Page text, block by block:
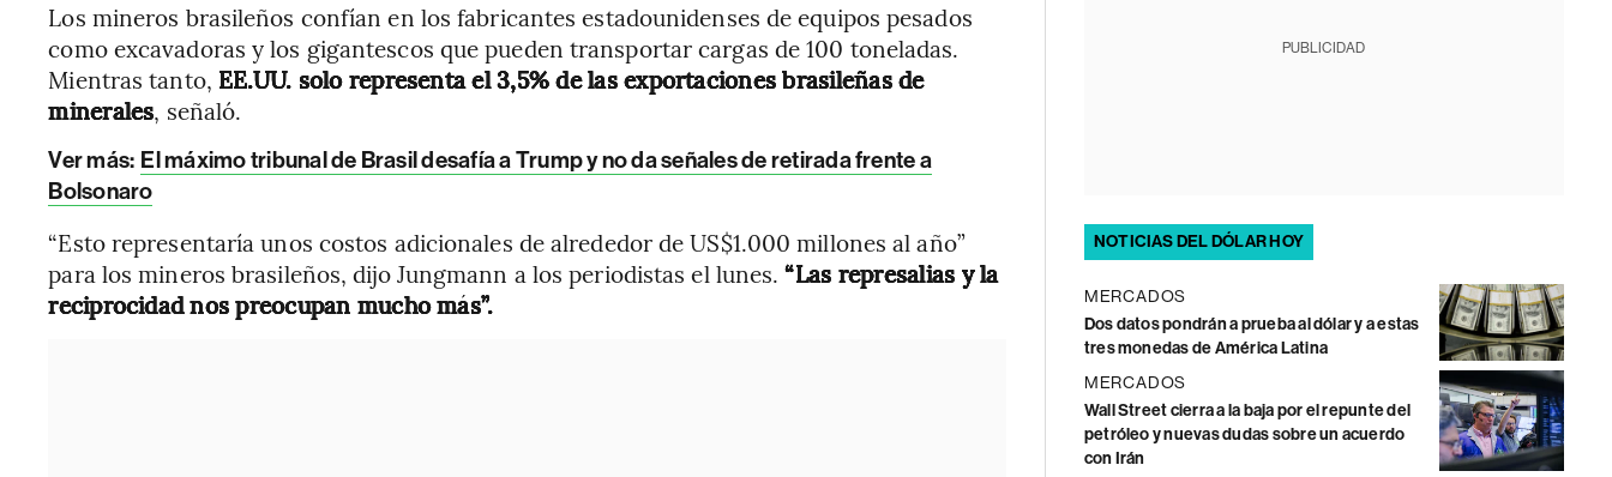
Los mineros brasileños confían en los fabricantes estadounidenses de equipos pesados
como excavadoras y los gigantescos que pueden transportar cargas de 100 toneladas.
Mientras tanto, EE.UU. solo representa el 3,5% de las exportaciones brasileñas de
minerales, señaló.
Ver más: El máximo tribunal de Brasil desafía a Trump y no da señales de retirada frente a
Bolsonaro
“Esto representaría unos costos adicionales de alrededor de US$1.000 millones al año”
para los mineros brasileños, dijo Jungmann a los periodistas el lunes.“Las represalias y la
reciprocidad nos preocupan mucho más”.
PUBLICIDAD
NOTICIAS DEL DÓLAR HOY
MERCADOS
Dos datos pondrán a prueba al dólar y a estas
tres monedas de América Latina
MERCADOS
Wall Street cierra a la baja por el repunte del
petróleo y nuevas dudas sobre un acuerdo
con Irán